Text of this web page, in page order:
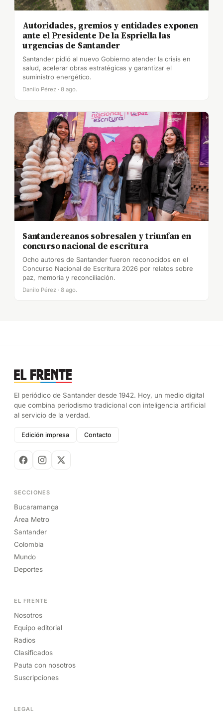
Autoridades, gremios y entidades exponen
ante el Presidente De la Espriella las
urgencias de Santander
Santander pidió al nuevo Gobierno atender la crisis en
salud, acelerar obras estratégicas y garantizar el
suministro energético.
Danilo Pérez · 8 ago.
Santandereanos sobresalen y triunfan en
concurso nacional de escritura
Ocho autores de Santander fueron reconocidos en el
Concurso Nacional de Escritura 2026 por relatos sobre
paz, memoria y reconciliación.
Danilo Pérez · 8 ago.
El periódico de Santander desde 1942. Hoy, un medio digital
que combina periodismo tradicional con inteligencia artificial
al servicio de la verdad.
Edición impresa Contacto
SECCIONES
Bucaramanga
Área Metro
Santander
Colombia
Mundo
Deportes
EL FRENTE
Nosotros
Equipo editorial
Radios
Clasificados
Pauta con nosotros
Suscripciones
LEGAL